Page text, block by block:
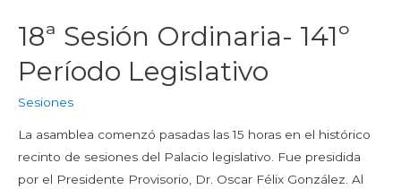
18ª Sesión Ordinaria- 141º
Período Legislativo
Sesiones
La asamblea comenzó pasadas las 15 horas en el histórico
recinto de sesiones del Palacio legislativo. Fue presidida
por el Presidente Provisorio, Dr. Oscar Félix González. Al